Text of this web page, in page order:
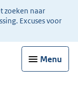
zoeken naar
Excuses voor
Menu